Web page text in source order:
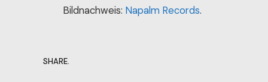
Bildnachweis: Napalm Records.
SHARE.